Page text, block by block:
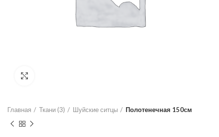
Главная Ткани (3) Шуйские ситцы Полотенечная 150см